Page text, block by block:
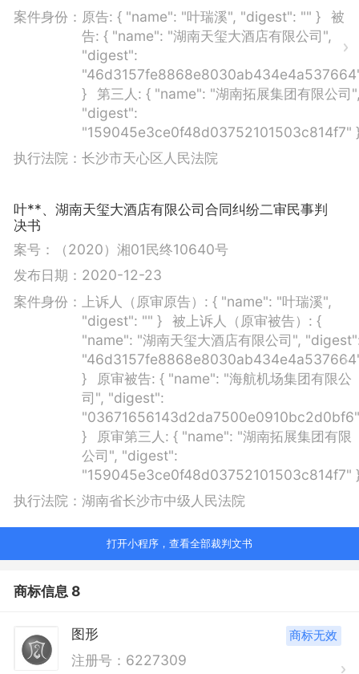
案件身份： 原告: { "name": "叶瑞溪", "digest": "" }
被
告: { "name": "湖南天玺大酒店有限公司",
"digest":
}
第三人: { "name": "湖南拓展集团有限公司
"digest":
"159045e3ce0f48d03752101503c814f7"
执行法院： 长沙市天心区人民法院
叶**、湖南天玺大酒店有限公司合同纠纷二审民事判
决书
案号：
（2020）湘01民终10640号
发布日期： 2020-12-23
案件身份：
上诉人（原审原告）: { "name": "叶瑞溪",
"digest": "" }
被上诉人（原审被告）: {
"name": "湖南天玺大酒店有限公司",
}
原审被告: { "name": "海航机场集团有限公
司", "digest":
"03671656143d2da7500e0910bc2d0bf6"
}
原审第三人: { "name": "湖南拓展集团有限
公司", "digest":
"159045e3ce0f48d03752101503c814f7"
执行法院： 湖南省长沙市中级人民法院
打开小程序，查看全部裁判文书
商标信息 8
图形 商标无效
注册号：6227309